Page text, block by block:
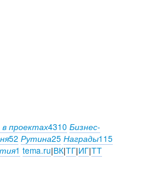
проектах4310 Бизнес-
52 Рутина25 Награды115
1 tema.ru|ВК|ТГ|ИГ|ТТ